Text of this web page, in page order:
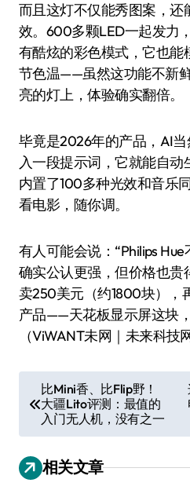
而且这灯不仅能秀图案，还
效。600多颗LED一起发力
有酷炫的彩色模式，它也能
节色温——虽然这功能不新
亮的灯上，体验确实翻倍。
毕竟是2026年的产品，AI
入一段提示词，它就能自动
内置了100多种光效和音乐
看电影，随你调。
有人可能会说：“Philips
确实公认更强，但价格也贵
卖250美元（约1800块），
产品——天花板显示屏这块，
（ViWANT未网｜未来科技
章
导
航
比Mini香、比Flip野！
大疆Lito评测：最值的
入门无人机，没有之一
相关文章